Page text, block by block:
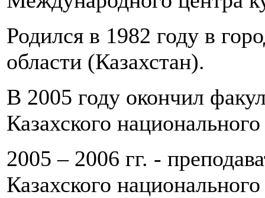
Родился в 1982 году в
области (Казахстан).
В 2005 году окончил
Казахского
2005 – 2006 гг. -
Казахского